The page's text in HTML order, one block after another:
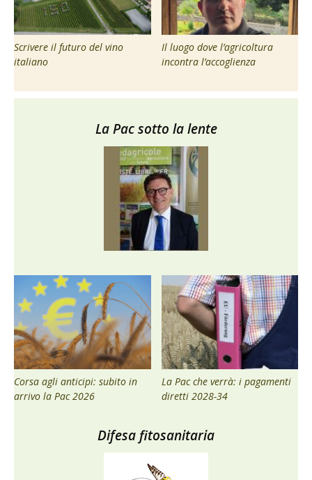
Scrivere il futuro del vino
italiano
Il luogo dove l’agricoltura
incontra l’accoglienza
La Pac sotto la lente
Corsa agli anticipi: subito in
arrivo la Pac 2026
La Pac che verrà: i pagamenti
diretti 2028-34
Difesa fitosanitaria